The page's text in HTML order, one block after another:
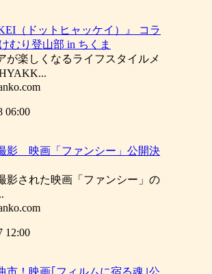
（ドットヒャッケイ）』 コラ
むり登山部 in ちくま
が楽しくなるライフスタイルメ
06:00
影 映画「ファンシー」公開決
影された映画「ファンシー」の
12:00